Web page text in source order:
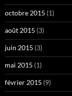
octobre 2015 (1)
août 2015 (3)
juin 2015 (3)
mai 2015 (1)
février 2015 (9)